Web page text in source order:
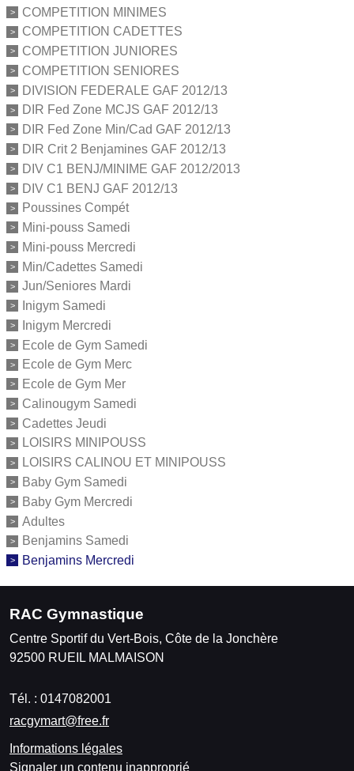
COMPETITION MINIMES
COMPETITION CADETTES
COMPETITION JUNIORES
COMPETITION SENIORES
DIVISION FEDERALE GAF 2012/13
DIR Fed Zone MCJS GAF 2012/13
DIR Fed Zone Min/Cad GAF 2012/13
DIR Crit 2 Benjamines GAF 2012/13
DIV C1 BENJ/MINIME GAF 2012/2013
DIV C1 BENJ GAF 2012/13
Poussines Compét
Mini-pouss Samedi
Mini-pouss Mercredi
Min/Cadettes Samedi
Jun/Seniores Mardi
Inigym Samedi
Inigym Mercredi
Ecole de Gym Samedi
Ecole de Gym Merc
Ecole de Gym Mer
Calinougym Samedi
Cadettes Jeudi
LOISIRS MINIPOUSS
LOISIRS CALINOU ET MINIPOUSS
Baby Gym Samedi
Baby Gym Mercredi
Adultes
Benjamins Samedi
Benjamins Mercredi
RAC Gymnastique
Centre Sportif du Vert-Bois, Côte de la Jonchère
92500 RUEIL MALMAISON
Tél. : 0147082001
racgymart@free.fr
Informations légales
Signaler un contenu inapproprié